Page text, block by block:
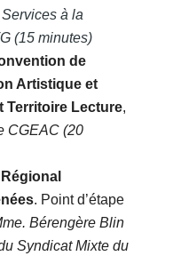
à la
(15 minutes)
de
Artistique et
Territoire Lecture,
CGEAC (20
. Point d’étape
Bérengère Blin
Syndicat Mixte du